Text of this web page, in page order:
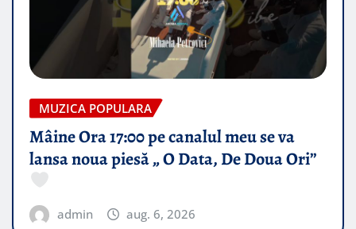
MUZICA POPULARA
Mâine Ora 17:00 pe canalul meu se va
lansa noua piesă „ O Data, De Doua Ori”
admin aug. 6, 2026